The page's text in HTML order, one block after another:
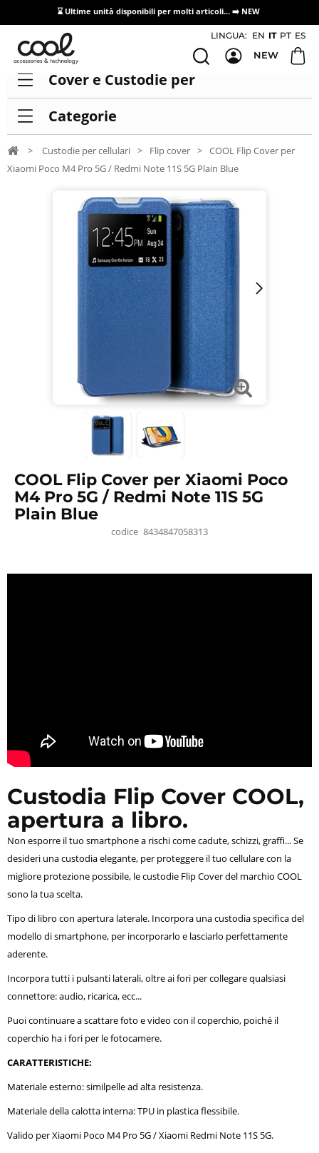
⌛ Ultime unità disponibili per molti articoli... ➡️ NEW
Accesso/registrazione distributori
LINGUA: EN IT PT ES
NEW
Cover e Custodie per
Categorie
> Custodie per cellulari > Flip cover > COOL Flip Cover per
Xiaomi Poco M4 Pro 5G / Redmi Note 11S 5G Plain Blue
COOL Flip Cover per Xiaomi Poco
M4 Pro 5G / Redmi Note 11S 5G
Plain Blue
codice 8434847058313
Custodia Flip Cover COOL,
apertura a libro.
Non esporre il tuo smartphone a rischi come cadute, schizzi, graffi... Se
desideri una custodia elegante, per proteggere il tuo cellulare con la
migliore protezione possibile, le custodie Flip Cover del marchio COOL
sono la tua scelta.
Tipo di libro con apertura laterale. Incorpora una custodia specifica del
modello di smartphone, per incorporarlo e lasciarlo perfettamente
aderente.
Incorpora tutti i pulsanti laterali, oltre ai fori per collegare qualsiasi
connettore: audio, ricarica, ecc...
Puoi continuare a scattare foto e video con il coperchio, poiché il
coperchio ha i fori per le fotocamere.
CARATTERISTICHE:
Materiale esterno: similpelle ad alta resistenza.
Materiale della calotta interna: TPU in plastica flessibile.
Valido per Xiaomi Poco M4 Pro 5G / Xiaomi Redmi Note 11S 5G.